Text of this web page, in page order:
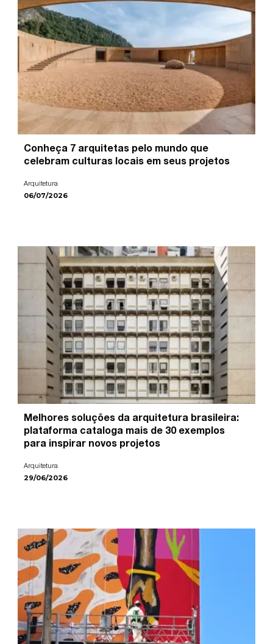
Conheça 7 arquitetas pelo mundo que
celebram culturas locais em seus projetos
Arquitetura
06/07/2026
Melhores soluções da arquitetura brasileira:
plataforma cataloga mais de 30 exemplos
para inspirar novos projetos
Arquitetura
29/06/2026